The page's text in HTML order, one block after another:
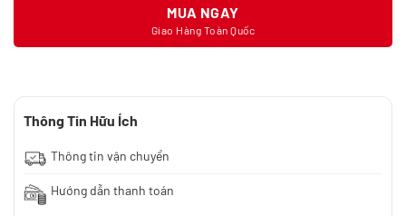
MUA NGAY
Giao Hàng Toàn Quốc
Thông Tin Hữu Ích
Thông tin vận chuyển
Hướng dẫn thanh toán